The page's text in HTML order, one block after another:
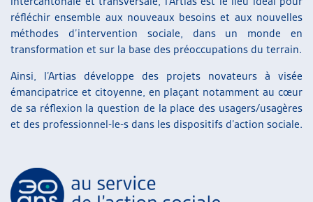
réfléchir ensemble aux nouveaux besoins et aux nouvelles
méthodes d’intervention sociale, dans un monde en
transformation et sur la base des préoccupations du terrain.
Ainsi, l’Artias développe des projets novateurs à visée
émancipatrice et citoyenne, en plaçant notamment au cœur
de sa réflexion la question de la place des usagers/usagères
et des professionnel-le-s dans les dispositifs d’action sociale.